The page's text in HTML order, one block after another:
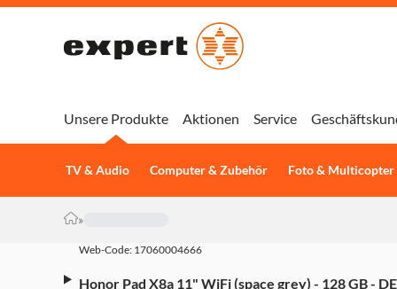
Unsere Produkte
TV & Audio Computer & Zubehör Foto & Multicopter
Aktionen Service
»
Web-Code: 17060004666
Honor Pad X8a 11" WiFi (space grey) - 128 GB -